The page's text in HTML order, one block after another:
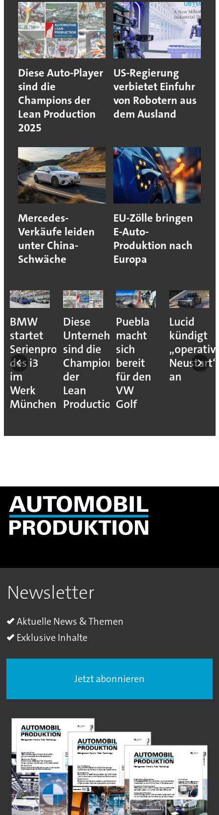
Diese Auto-Player
sind die
Champions der
Lean Production
2025
US-Regierung
verbietet Einfuhr
von Robotern aus
dem Ausland
Mercedes-
Verkäufe leiden
unter China-
Schwäche
EU-Zölle bringen
E-Auto-
Produktion nach
Europa
BMW
startet
Serienproduktion
des i3
im
Werk
München
Diese
Unternehmen
sind die
Champions
der
Lean
Production
Puebla
macht
sich
bereit
für den
VW
Golf
Lucid
kündigt
Neustart“
an
Newsletter
Aktuelle News & Themen
Exklusive Inhalte
Jetzt abonnieren